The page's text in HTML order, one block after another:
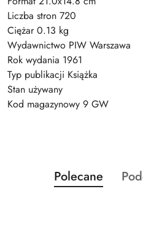
Liczba stron 720
Ciężar 0.13 kg
Wydawnictwo PIW Warszawa
Rok wydania 1961
Typ publikacji Książka
Stan używany
Kod magazynowy 9 GW
Pomiń karuzelę
Produkty
o
Polecane